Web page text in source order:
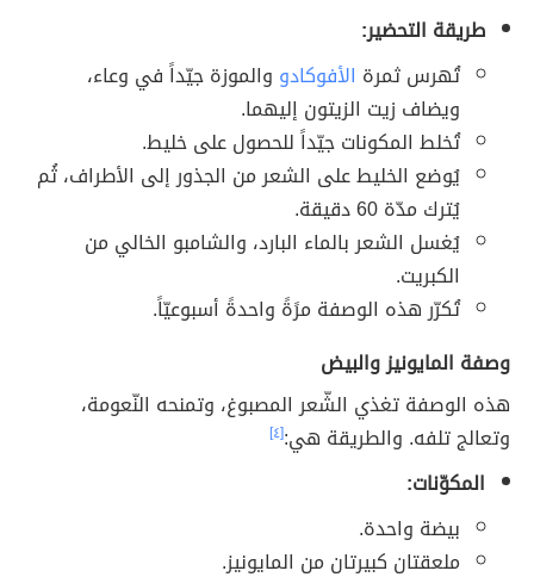
طريقة التحضير:
تُهرس ثمرة الأفوكادو والموزة جيّداً في وعاء،
ويضاف زيت الزيتون إليهما.
تُخلط المكونات جيّداً للحصول على خليط.
يُوضع الخليط على الشعر من الجذور إلى الأطراف، ثُم
يُترك مدّة 60 دقيقة.
يُغسل الشعر بالماء البارد، والشامبو الخالي من
الكبريت.
تُكرّر هذه الوصفة مرًةً واحدةً أسبوعيّاً.
وصفة المايونيز والبيض
هذه الوصفة تغذي الشّعر المصبوغ، وتمنحه النّعومة،
وتعالج تلفه. والطريقة هي:[٤]
المكوّنات:
بيضة واحدة.
ملعقتان كبيرتان من المايونيز.